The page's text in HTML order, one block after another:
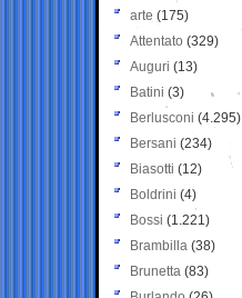
arte (175)
Attentato (329)
Auguri (13)
Batini (3)
Berlusconi (4.295)
Bersani (234)
Biasotti (12)
Boldrini (4)
Bossi (1.221)
Brambilla (38)
Brunetta (83)